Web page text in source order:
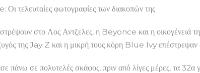
φωτογραφίες των διακοπών της
στο Λος Αντζελες, η Beyonce και η οικογένειά
της Jay Z και η μικρή τους κόρη Blue Ivy επέστρεψαν
πάνω σε πολυτελές σκάφος, πριν από λίγες μέρες, τα 32α